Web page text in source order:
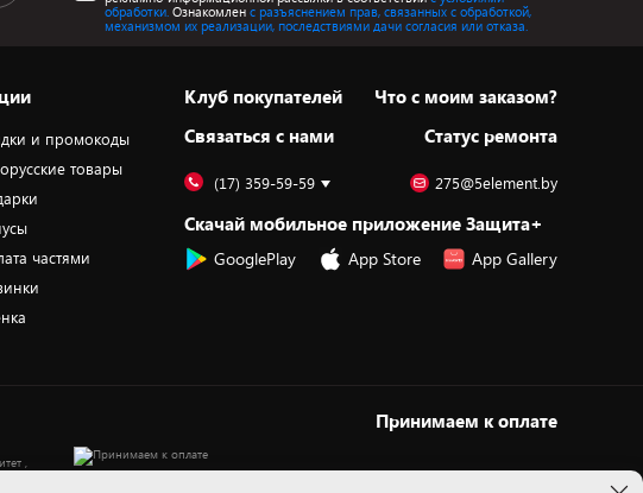
обработки. Ознакомлен с разъяснением прав, связанных с обработкой,
механизмом их реализации, последствиями дачи согласия или отказа.
и промокоды
товары
частями
Клуб покупателей
Cвязаться с нами
Что с моим заказом?
Статус ремонта
(17) 359-59-59 275@5element.by
Скачай мобильное приложение Защита+
GooglePlay App Store App Gallery
,
Принимаем к оплате